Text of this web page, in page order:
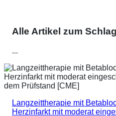
Alle Artikel zum
...
Langzeittherapie mit
Herzinfarkt mit moderat